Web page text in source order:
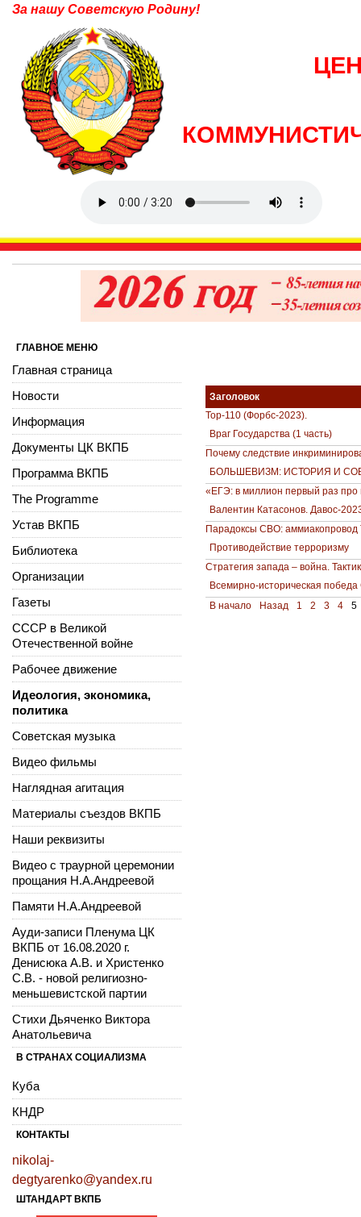
За нашу Советскую Родину!
Заголовок
Top-110 (Форбс-2023).
Враг Государства (1 часть)
Почему следствие
БОЛЬШЕВИЗМ: ИСТОРИЯ И
«ЕГЭ: в миллион первый раз про
Валентин Катасонов. Давос-
Парадоксы СВО: аммиакопровод
Противодействие терроризму
Стратегия запада – война.
Всемирно-историческая
В начало
Назад 1 2 3 4 5
ГЛАВНОЕ МЕНЮ
Главная страница
Новости
Информация
Документы ЦК ВКПБ
Программа ВКПБ
The Programme
Устав ВКПБ
Библиотека
Организации
Газеты
СССР в Великой
Отечественной войне
Рабочее движение
Идеология, экономика,
политика
Советская музыка
Видео фильмы
Наглядная агитация
Материалы съездов ВКПБ
Наши реквизиты
Видео с траурной церемонии
прощания Н.А.Андреевой
Памяти Н.А.Андреевой
Ауди-записи Пленума ЦК
ВКПБ от 16.08.2020 г.
Денисюка А.В. и Христенко
С.В. - новой религиозно-
меньшевистской партии
Стихи Дьяченко Виктора
Анатольевича
В СТРАНАХ СОЦИАЛИЗМА
Куба
КНДР
КОНТАКТЫ
nikolaj-
degtyarenko@yandex.ru
ШТАНДАРТ ВКПБ